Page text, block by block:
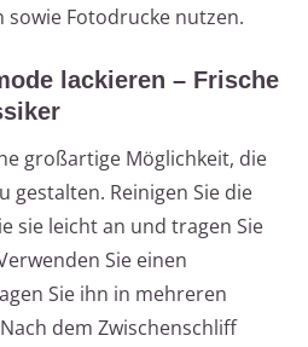
Fotodrucke nutzen.
lackieren – Frische
großartige Möglichkeit, die
gestalten. Reinigen Sie die
sie leicht an und tragen Sie
Sie einen
Sie ihn in mehreren
dem Zwischenschliff